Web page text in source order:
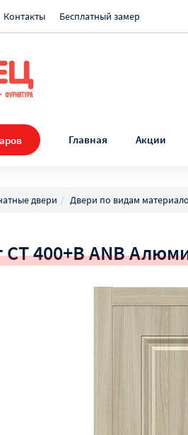
Контакты Бесплатный замер
Главная Акции
двери Двери по видам
400+B ANB